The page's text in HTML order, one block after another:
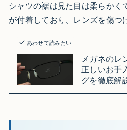
シャツの裾は見た目は柔らかく
が付着しており、レンズを傷つ
あわせて読みたい
メガネのレ
正しいお手
グを徹底解